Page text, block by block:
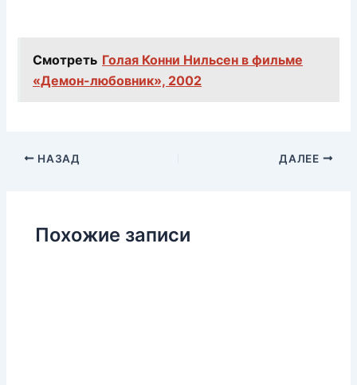
Смотреть Голая Конни Нильсен в фильме
«Демон-любовник», 2002
НАЗАД ДАЛЕЕ
Похожие записи